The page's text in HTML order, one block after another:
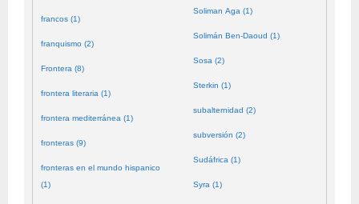
francos (1)
franquismo (2)
Frontera (8)
frontera literaria (1)
frontera mediterránea (1)
fronteras (9)
fronteras en el mundo hispanico
(1)
Soliman Aga (1)
Solimán Ben-Daoud (1)
Sosa (2)
Sterkin (1)
subalternidad (2)
subversión (2)
Sudáfrica (1)
Syra (1)